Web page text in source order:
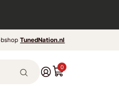
TunedNation.nl
0